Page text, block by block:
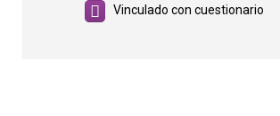
Vinculado con cuestionario